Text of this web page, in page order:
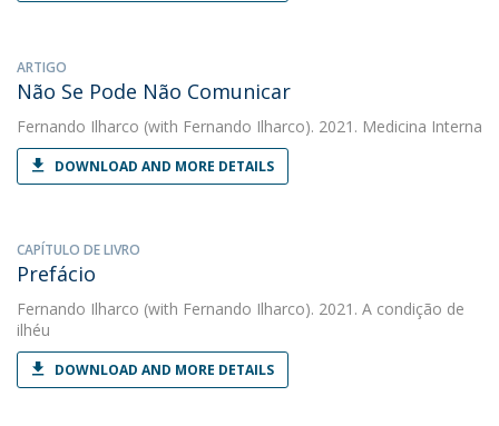
ARTIGO
Não Se Pode Não Comunicar
Fernando Ilharco (with Fernando Ilharco). 2021. Medicina Interna
DOWNLOAD AND MORE DETAILS
CAPÍTULO DE LIVRO
Prefácio
Fernando Ilharco (with Fernando Ilharco). 2021. A condição de
ilhéu
DOWNLOAD AND MORE DETAILS